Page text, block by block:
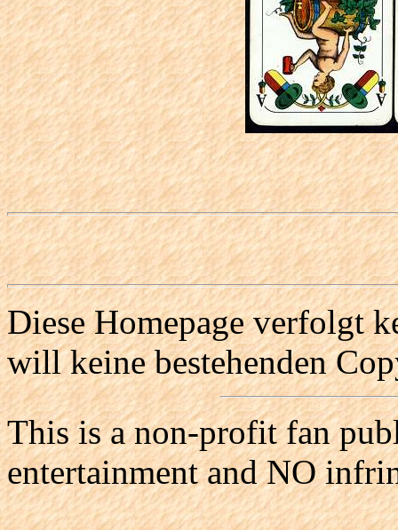
Diese Homepage verfolgt
will keine bestehenden
This is a non-profit fan
entertainment and NO